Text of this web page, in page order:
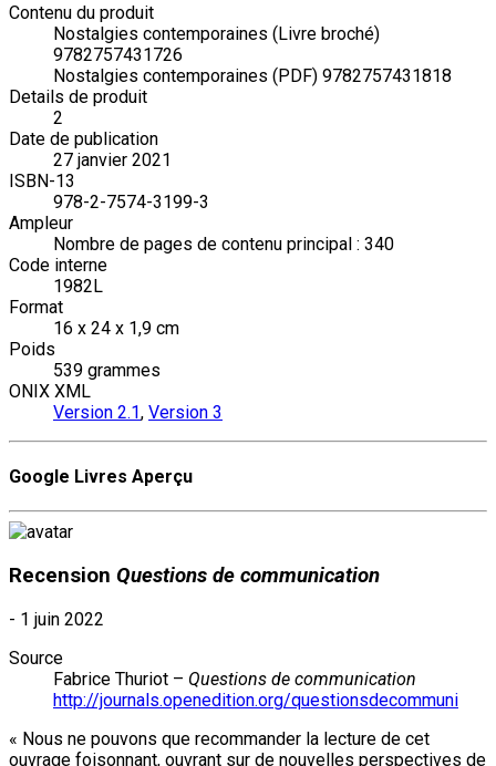
Contenu du produit
Nostalgies contemporaines (Livre broché)
9782757431726
Nostalgies contemporaines (PDF) 9782757431818
Details de produit
2
Date de publication
27 janvier 2021
ISBN-13
978-2-7574-3199-3
Ampleur
Nombre de pages de contenu principal : 340
Code interne
1982L
Format
16 x 24 x 1,9 cm
Poids
539 grammes
ONIX XML
Version 2.1, Version 3
Google Livres Aperçu
Recension Questions de communication
- 1 juin 2022
Source
Fabrice Thuriot – Questions de communication
http://journals.openedition.org/questionsdecommuni
« Nous ne pouvons que recommander la lecture de cet
ouvrage foisonnant, ouvrant sur de nouvelles perspectives de